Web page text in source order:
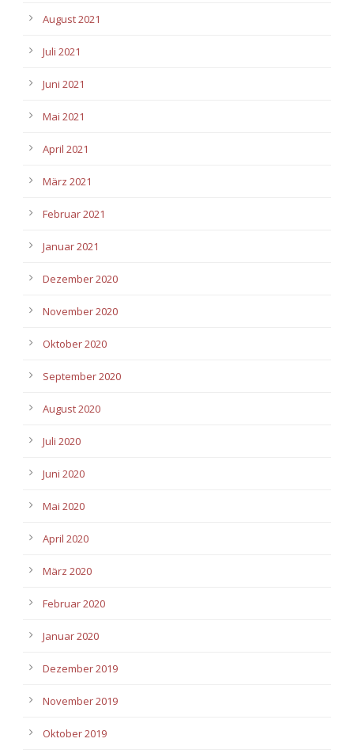
August 2021
Juli 2021
Juni 2021
Mai 2021
April 2021
März 2021
Februar 2021
Januar 2021
Dezember 2020
November 2020
Oktober 2020
September 2020
August 2020
Juli 2020
Juni 2020
Mai 2020
April 2020
März 2020
Februar 2020
Januar 2020
Dezember 2019
November 2019
Oktober 2019